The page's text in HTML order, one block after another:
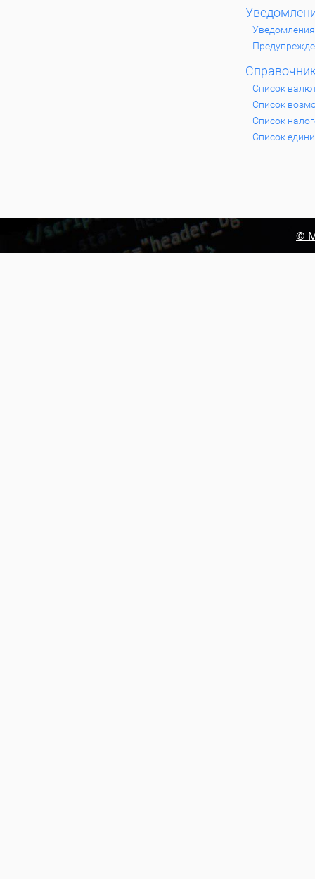
Уведомления
Список
Список
Список
Список
©